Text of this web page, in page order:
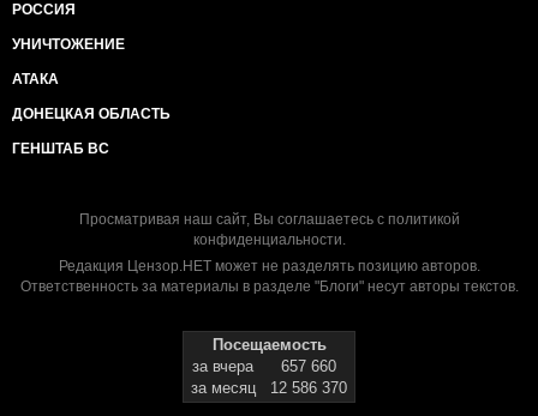
РОССИЯ
УНИЧТОЖЕНИЕ
АТАКА
ДОНЕЦКАЯ ОБЛАСТЬ
ГЕНШТАБ ВС
Просматривая наш сайт, Вы соглашаетесь с политикой
конфиденциальности.
Редакция Цензор.НЕТ может не разделять позицию авторов.
Ответственность за материалы в разделе "Блоги" несут авторы текстов.
Посещаемость
за вчера
657 660
за месяц
12 586 370